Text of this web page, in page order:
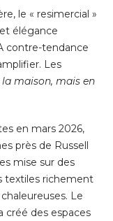
le « resimercial »
élégance
contre-tendance
Les
maison, mais en
en mars 2026,
près de Russell
mise sur des
textiles richement
Le
créé des espaces